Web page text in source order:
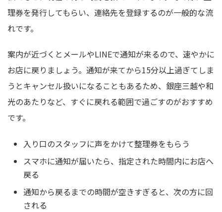
理券を発行してもらい、連絡先を登録するのが一般的な流
れです。
案内が近づくとメールやLINEで通知が来るので、速やかに
お店に戻りましょう。通知が来てから15分以上過ぎてしま
うとキャンセル扱いになることもあるため、銀座三越や和
光のあたりなど、すぐに戻れる範囲で過ごすのがおすすめ
です。
入り口のスタッフに声をかけて整理券をもらう
スマホに通知が届いたら、指定された時間内にお店へ
戻る
通知から戻るまでの時間が空きすぎると、次の方に回
される